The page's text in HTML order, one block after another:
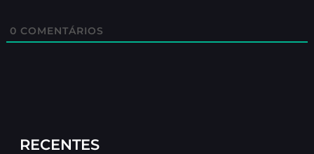
0 COMENTÁRIOS
RECENTES